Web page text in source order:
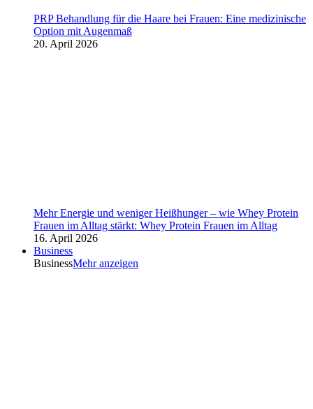
PRP Behandlung für die Haare bei Frauen: Eine medizinische
Option mit Augenmaß
20. April 2026
Mehr Energie und weniger Heißhunger – wie Whey Protein
Frauen im Alltag stärkt: Whey Protein Frauen im Alltag
16. April 2026
Business
BusinessMehr anzeigen